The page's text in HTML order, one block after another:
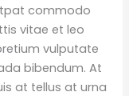
commodo
vitae et leo
vulputate
bibendum. At
at tellus at urna